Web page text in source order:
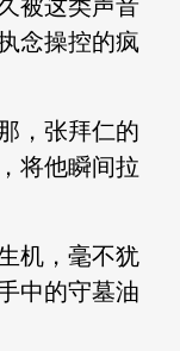
被这类声音
念操控的疯
，张拜仁的
将他瞬间拉
机，毫不犹
中的守墓油